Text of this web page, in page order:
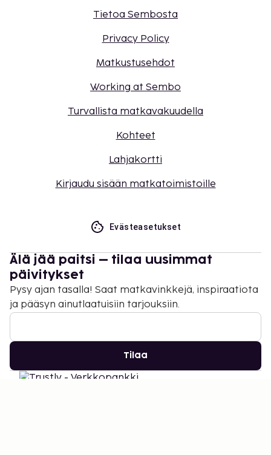
Tietoa Sembosta
Privacy Policy
Matkustusehdot
Working at Sembo
Turvallista matkavakuudella
Kohteet
Lahjakortti
Kirjaudu sisään matkatoimistoille
Evästeasetukset
Älä jää paitsi – tilaa uusimmat
päivitykset
Pysy ajan tasalla! Saat matkavinkkejä, inspiraatiota
ja pääsyn ainutlaatuisiin tarjouksiin.
Tilaa